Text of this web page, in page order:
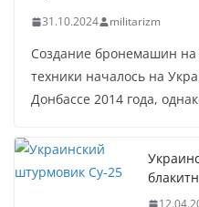
31.10.2024 militarizm
Создание бронемашин на
техники началось на
Донбассе 2014 года,